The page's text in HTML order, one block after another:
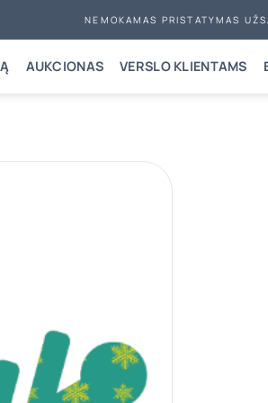
NEMOKAMAS PRISTATYMAS
AUKCIONAS VERSLO KLIENTAMS